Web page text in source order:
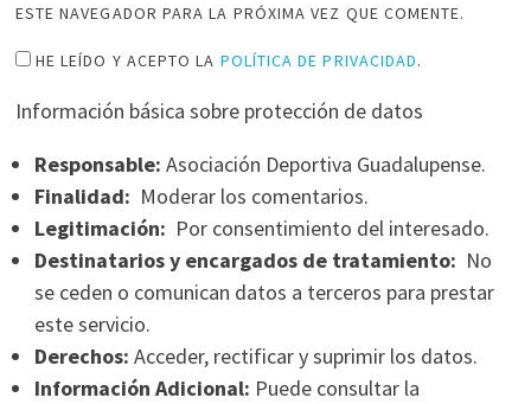
ESTE NAVEGADOR PARA LA PRÓXIMA VEZ QUE COMENTE.
HE LEÍDO Y ACEPTO LA POLÍTICA DE PRIVACIDAD.
Información básica sobre protección de datos
Responsable: Asociación Deportiva Guadalupense.
Finalidad: Moderar los comentarios.
Legitimación: Por consentimiento del interesado.
Destinatarios y encargados de tratamiento: No
se ceden o comunican datos a terceros para prestar
este servicio.
Derechos: Acceder, rectificar y suprimir los datos.
Información Adicional: Puede consultar la